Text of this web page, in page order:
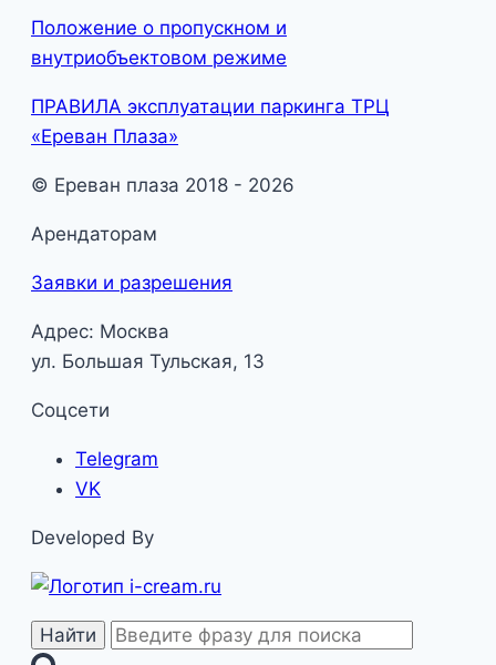
Положение о пропускном и
внутриобъектовом режиме
ПРАВИЛА эксплуатации паркинга ТРЦ
«Ереван Плаза»
© Ереван плаза 2018 - 2026
Арендаторам
Заявки и разрешения
Адрес: Москва
ул. Большая Тульская, 13
Соцсети
Telegram
VK
Developed By